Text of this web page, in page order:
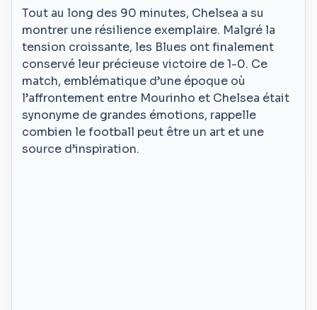
Tout au long des 90 minutes, Chelsea a su
montrer une résilience exemplaire. Malgré la
tension croissante, les Blues ont finalement
conservé leur précieuse victoire de 1-0. Ce
match, emblématique d’une époque où
l’affrontement entre Mourinho et Chelsea était
synonyme de grandes émotions, rappelle
combien le football peut être un art et une
source d’inspiration.